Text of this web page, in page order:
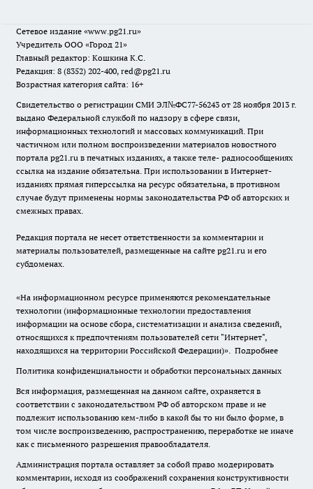
Сетевое издание «www.pg21.ru»
Учредитель ООО «Город 21»
Главный редактор: Кошкина К.С.
Редакция: 8 (8352) 202-400, red@pg21.ru
Возрастная категория сайта: 16+
Свидетельство о регистрации СМИ ЭЛ№ФС77-56243 от 28 ноября 2013 г.
выдано Федеральной службой по надзору в сфере связи,
информационных технологий и массовых коммуникаций. При
частичном или полном воспроизведении материалов новостного
портала pg21.ru в печатных изданиях, а также теле- радиосообщениях
ссылка на издание обязательна. При использовании в Интернет-
изданиях прямая гиперссылка на ресурс обязательна, в противном
случае будут применены нормы законодательства РФ об авторских и
смежных правах.
Редакция портала не несет ответственности за комментарии и
материалы пользователей, размещенные на сайте pg21.ru и его
субдоменах.
«На информационном ресурсе применяются рекомендательные
технологии (информационные технологии предоставления
информации на основе сбора, систематизации и анализа сведений,
относящихся к предпочтениям пользователей сети "Интернет",
находящихся на территории Российской Федерации)». Подробнее
Политика конфиденциальности и обработки персональных данных
Вся информация, размещенная на данном сайте, охраняется в
соответствии с законодательством РФ об авторском праве и не
подлежит использованию кем-либо в какой бы то ни было форме, в
том числе воспроизведению, распространению, переработке не иначе
как с письменного разрешения правообладателя.
Администрация портала оставляет за собой право модерировать
комментарии, исходя из соображений сохранения конструктивности